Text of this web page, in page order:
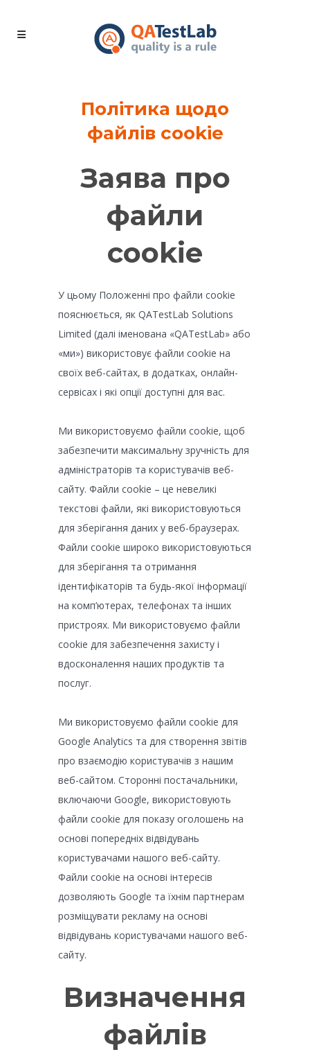
Політика щодо
файлів cookie
Заява про
файли
cookie
У цьому Положенні про файли cookie
пояснюється, як QATestLab Solutions
Limited (далі іменована «QATestLab» або
«ми») використовує файли cookie на
своїх веб-сайтах, в додатках, онлайн-
сервісах і які опції доступні для вас.
Ми використовуємо файли cookie, щоб
забезпечити максимальну зручність для
адміністраторів та користувачів веб-
сайту. Файли cookie – це невеликі
текстові файли, які використовуються
для зберігання даних у веб-браузерах.
Файли cookie широко використовуються
для зберігання та отримання
ідентифікаторів та будь-якої інформації
на комп’ютерах, телефонах та інших
пристроях. Ми використовуємо файли
cookie для забезпечення захисту і
вдосконалення наших продуктів та
послуг.
Ми використовуємо файли cookie для
Google Analytics та для створення звітів
про взаємодію користувачів з нашим
веб-сайтом. Сторонні постачальники,
включаючи Google, використовують
файли cookie для показу оголошень на
основі попередніх відвідувань
користувачами нашого веб-сайту.
Файли cookie на основі інтересів
дозволяють Google та їхнім партнерам
розміщувати рекламу на основі
відвідувань користувачами нашого веб-
сайту.
Визначення
файлів